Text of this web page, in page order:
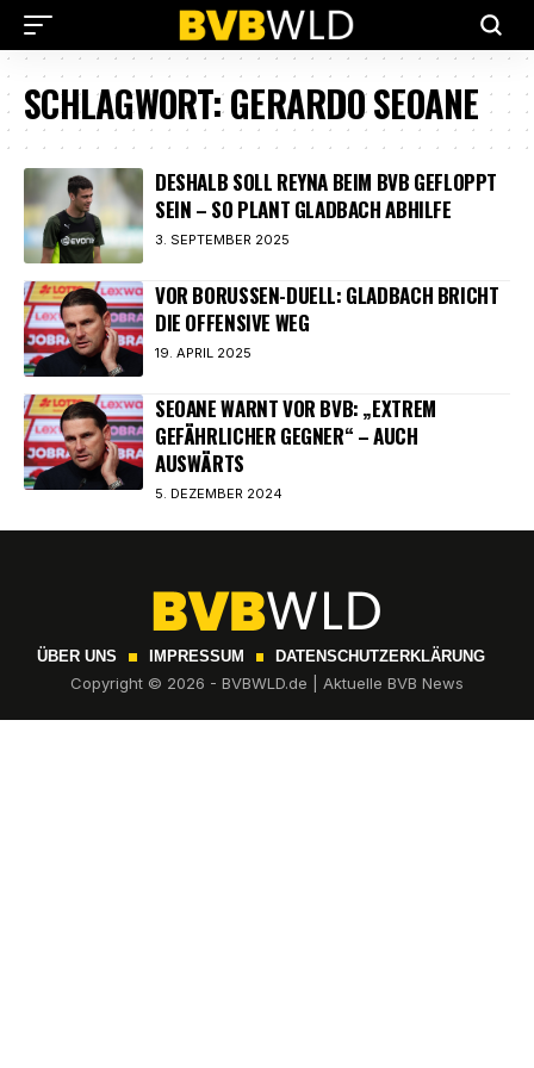
SCHLAGWORT:GERARDO SEOANE
DESHALB SOLL REYNA BEIM BVB GEFLOPPT
SEIN – SO PLANT GLADBACH ABHILFE
3. SEPTEMBER 2025
VOR BORUSSEN-DUELL: GLADBACH BRICHT
DIE OFFENSIVE WEG
19. APRIL 2025
SEOANE WARNT VOR BVB: „EXTREM
GEFÄHRLICHER GEGNER“ – AUCH
AUSWÄRTS
5. DEZEMBER 2024
ÜBER UNS IMPRESSUM DATENSCHUTZERKLÄRUNG
Copyright © 2026 - BVBWLD.de | Aktuelle BVB News